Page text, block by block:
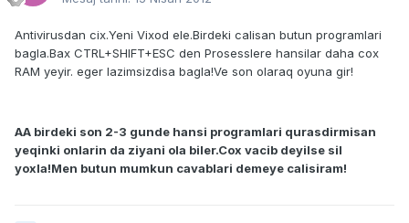
Antivirusdan cix.Yeni Vixod ele.Birdeki calisan butun programlari
bagla.Bax CTRL+SHIFT+ESC den Prosesslere hansilar daha cox
RAM yeyir. eger lazimsizdisa bagla!Ve son olaraq oyuna gir!
AA birdeki son 2-3 gunde hansi programlari qurasdirmisan
yeqinki onlarin da ziyani ola biler.Cox vacib deyilse sil
yoxla!Men butun mumkun cavablari demeye calisiram!